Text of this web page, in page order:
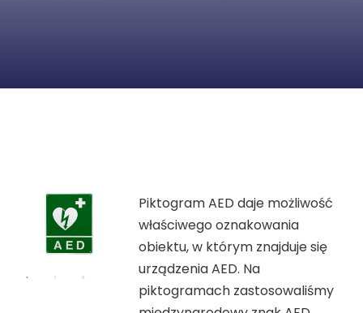
Piktogram AED daje możliwość
właściwego oznakowania
obiektu, w którym znajduje się
urządzenia AED. Na
piktogramach zastosowaliśmy